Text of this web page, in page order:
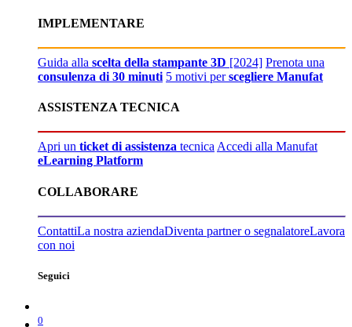
IMPLEMENTARE
Guida alla scelta della stampante 3D [2024] Prenota una
consulenza di 30 minuti 5 motivi perscegliere Manufat
ASSISTENZA TECNICA
Apri un ticket di assistenza tecnicaAccedi alla Manufat
eLearning Platform
COLLABORARE
ContattiLa nostra aziendaDiventa partner o segnalatoreLavora
con noi
Seguici
0